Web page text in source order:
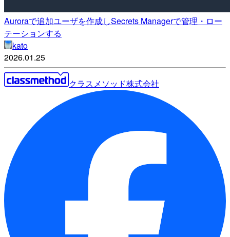
Auroraで追加ユーザを作成しSecrets Managerで管理・ロー
テーションする
kato
2026.01.25
クラスメソッド株式会社